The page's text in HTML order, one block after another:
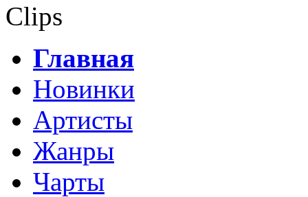
Clips
Главная
Новинки
Артисты
Жанры
Чарты